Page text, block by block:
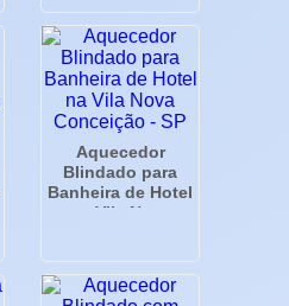
Aquecedor
Blindado para
Banheira de Hotel
na Vila Nova